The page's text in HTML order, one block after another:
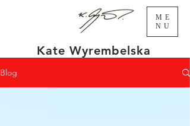
ME
NU
Kate Wyrembelska
Blog